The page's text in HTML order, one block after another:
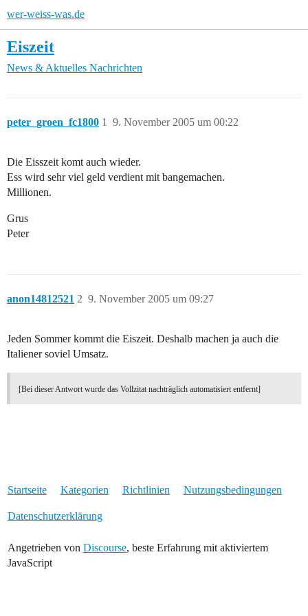
wer-weiss-was.de
Eiszeit
News & Aktuelles Nachrichten
peter_groen_fc1800 9. November 2005 um 00:22
1
Die Eisszeit komt auch wieder.
Ess wird sehr viel geld verdient mit bangemachen.
Millionen.
Grus
Peter
anon14812521 9. November 2005 um 09:27
2
Jeden Sommer kommt die Eiszeit. Deshalb machen ja auch die
Italiener soviel Umsatz.
[Bei dieser Antwort wurde das Vollzitat nachträglich automatisiert entfernt]
Startseite Kategorien Richtlinien Nutzungsbedingungen
Datenschutzerklärung
Angetrieben von Discourse, beste Erfahrung mit aktiviertem
JavaScript